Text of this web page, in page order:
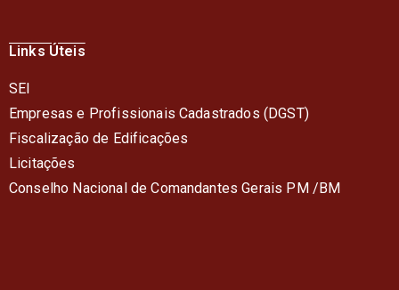
Links Úteis
SEI
Empresas e Profissionais Cadastrados (DGST)
Fiscalização de Edificações
Licitações
Conselho Nacional de Comandantes Gerais PM /BM